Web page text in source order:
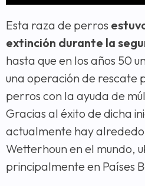
Esta raza de perros
extinción durante la
hasta que en los años 50
una operación de rescate
perros con la ayuda de
Gracias al éxito de dicha
actualmente hay
Wetterhoun en el mundo,
principalmente en Países